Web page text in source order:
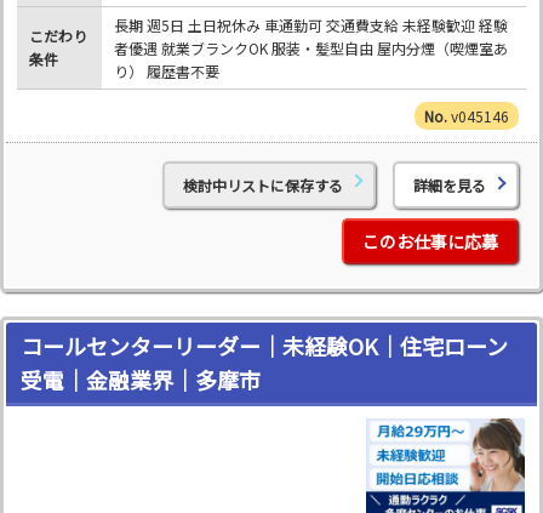
こだわり
条件
長期 週5日 土日祝休み 車通勤可 交通費支給 未経験歓迎 経験
者優遇 就業ブランクOK 服装・髪型自由 屋内分煙（喫煙室あ
り） 履歴書不要
v045146
検討中リストに保存する 詳細を見る
このお仕事に応募
コールセンターリーダー｜未経験OK｜住宅ローン
受電｜金融業界｜多摩市